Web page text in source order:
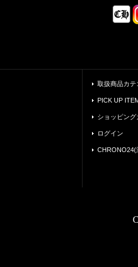
取扱商品カテ
PICK UP
ショッピング
ログイン
CHRONO24(